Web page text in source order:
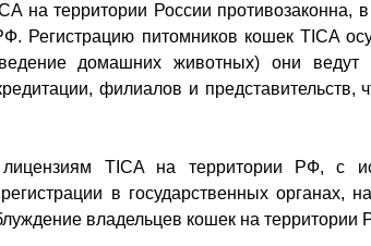
на территории России противозаконна, в
Регистрацию питомников кошек TICA
домашних животных) они
филиалов и представительств,
TICA на территории РФ, с
в государственных органах,
владельцев кошек на территории